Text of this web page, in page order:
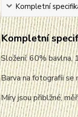
Kompletní
Kompletní
Složení: 60%
Barva na fotografii se
Míry jsou přiblžné,